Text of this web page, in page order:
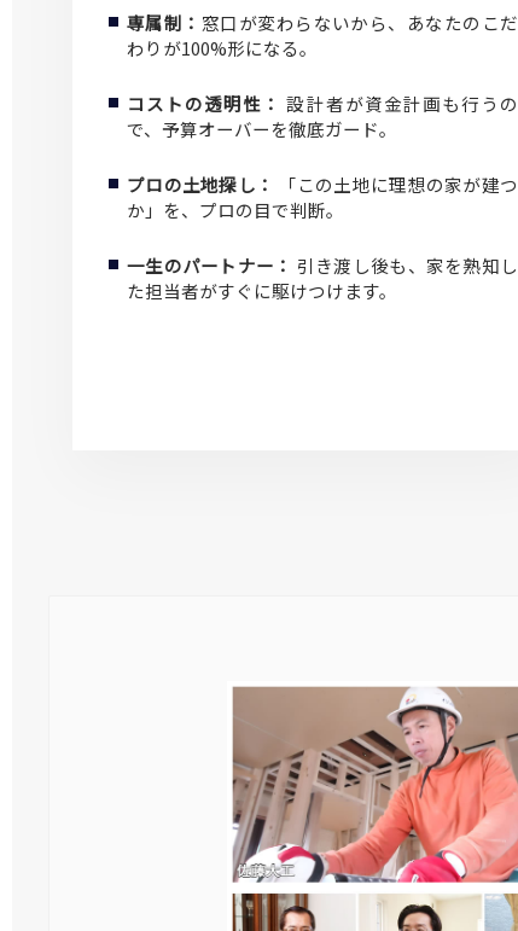
専属制： 窓口が変わらないから、あなたのこだ
わりが100%形になる。
コストの透明性： 設計者が資金計画も行うの
で、予算オーバーを徹底ガード。
プロの土地探し：
「この土地に理想の家が建つ
か」を、プロの目で判断。
一生のパートナー： 引き渡し後も、家を熟知し
た担当者がすぐに駆けつけます。